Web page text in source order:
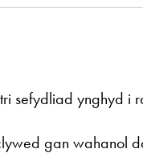
sefydliad ynghyd i
gan wahanol